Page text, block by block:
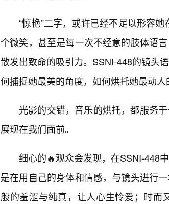
“惊艳”二字，或许已经不足以形容
个微笑，甚至是每一次不经意的肢体语
散发出致命的吸引力。SSNI-448的镜头
何捕捉她最美的角度，如何烘托她最动人
光影的交错，音乐的烘托，都服务
展现在我们面前。
细心的🔥观众会发现，在SSNI-448
是在用自己的身体和情感，与镜头进行
般的羞涩与纯真，让人心生怜爱；时而